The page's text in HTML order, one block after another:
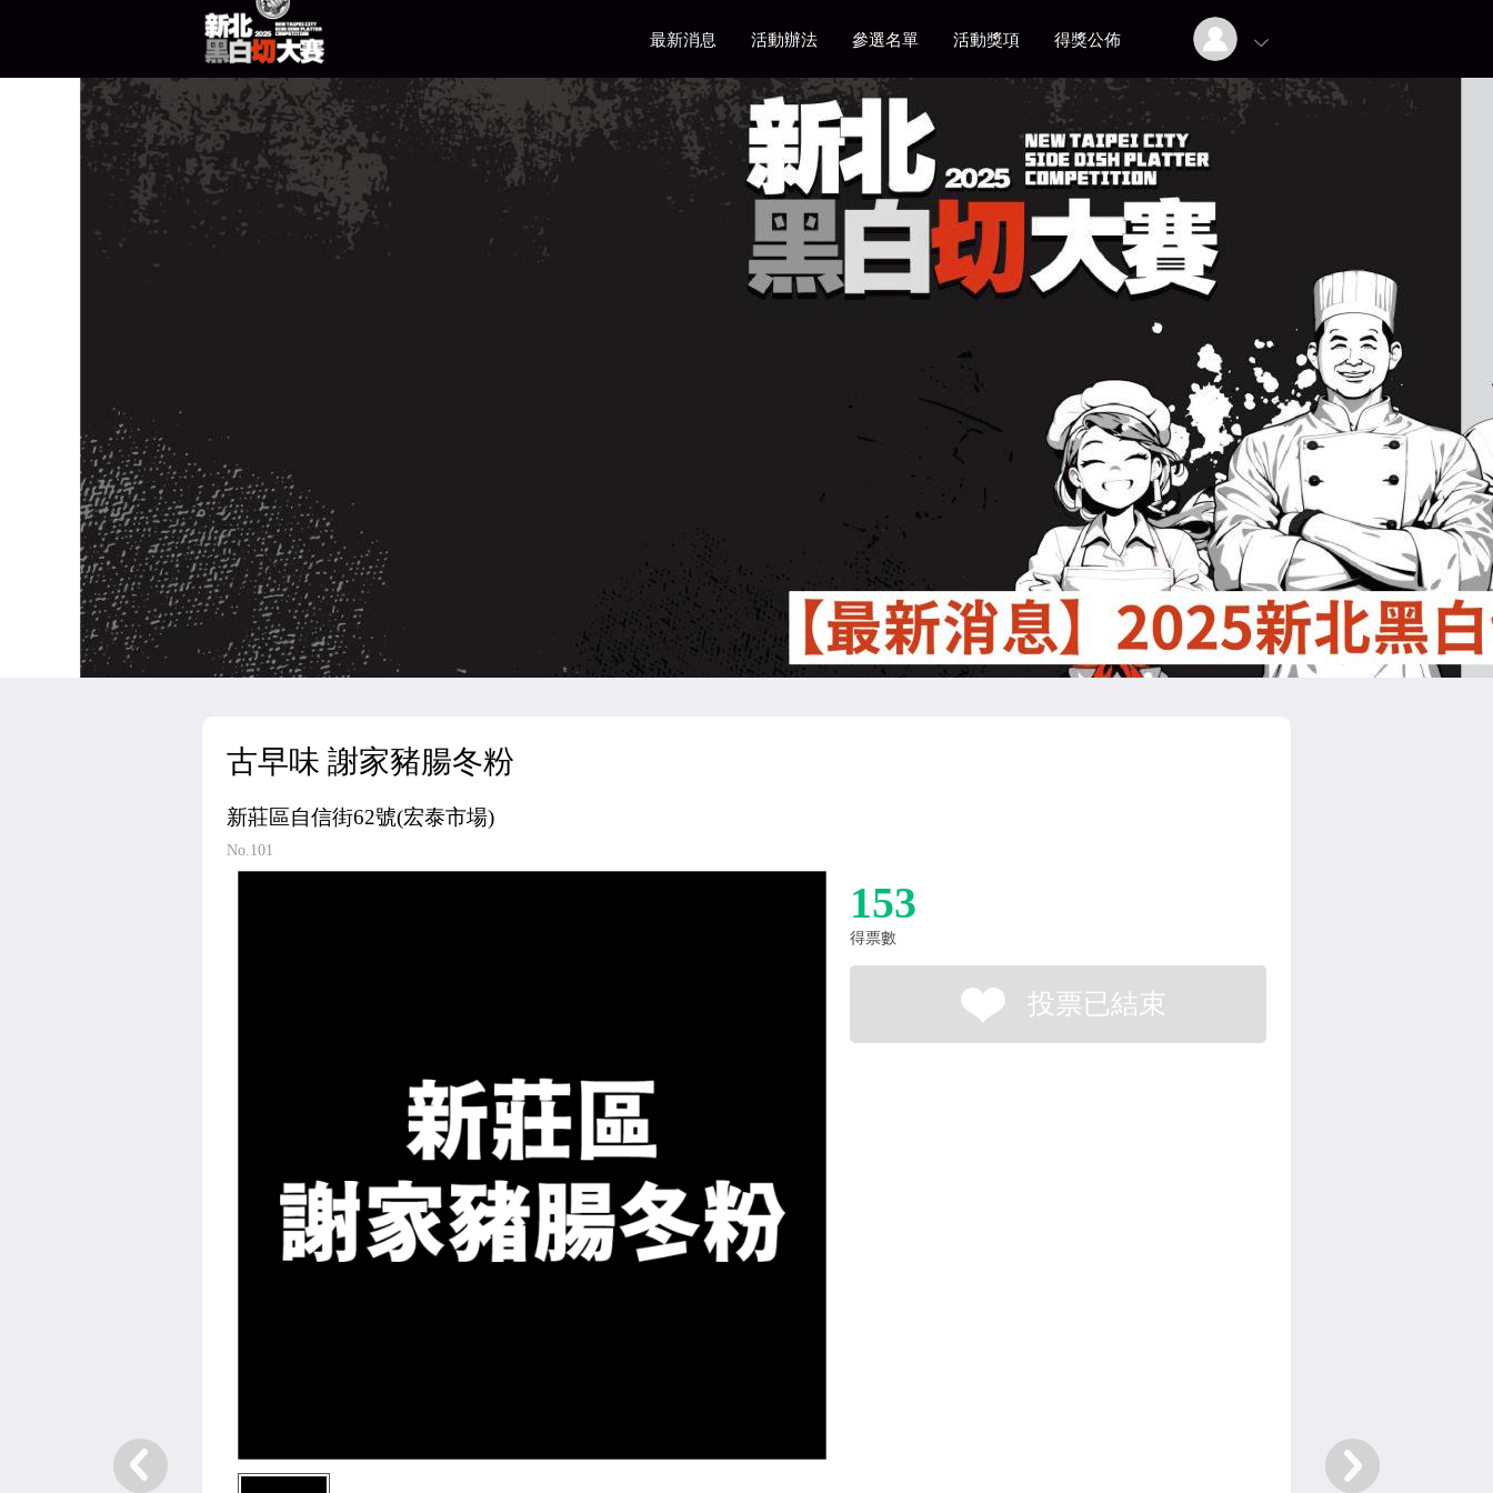
最新消息 活動辦法 參選名單 活動獎項 得獎公佈
古早味 謝家豬腸冬粉
新莊區自信街62號(宏泰市場)
No.101
153
得票數
投票已結束